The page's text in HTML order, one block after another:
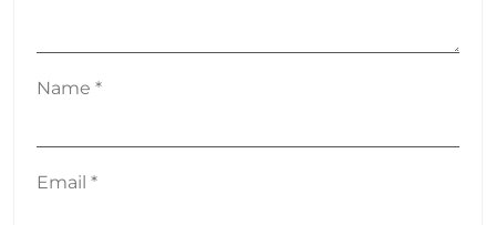
Name *
Email *